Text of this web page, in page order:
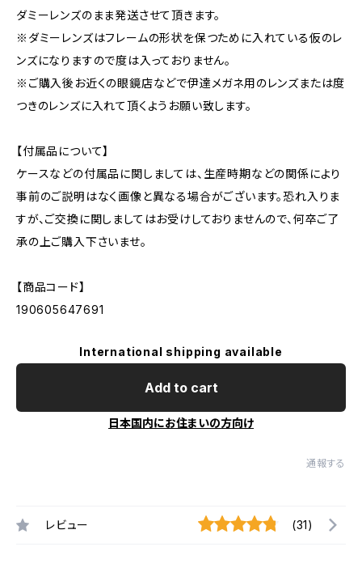
ダミーレンズのまま発送させて頂きます。
※ダミーレンズはフレームの形状を保つために入れている仮のレ
ンズになりますので度は入っておりません。
※ご購入後お近くの眼鏡店などで伊達メガネ用のレンズまたは度
つきのレンズに入れて頂くようお願い致します。
【付属品について】
ケースなどの付属品に関しましては、生産時期などの関係により
事前のご説明はなく画像と異なる場合がございます。恐れ入りま
すが、ご交換に関しましてはお受けしておりませんので、何卒ご了
承の上ご購入下さいませ。
【商品コード】
190605647691
International shipping available
Add to cart
日本国内にお住まいの方向け
通報する
レビュー (31)